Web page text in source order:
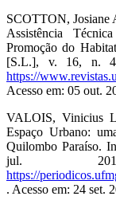
SCOTTON,
Assistência
Promoção do
[S.L.], v. 16, n.
https://
Acesso em: 05 out.
VALOIS, Vinicius
Espaço Urbano:
Quilombo Paraíso.
jul.
https://
. Acesso em: 24 set.